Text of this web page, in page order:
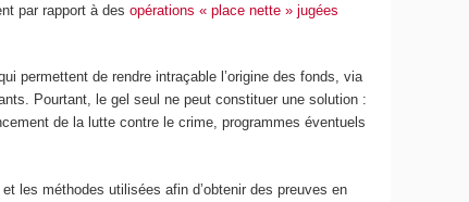
par rapport à desopérations « place nette » jugées
permettent de rendre intraçable l’origine des fonds, via
Pourtant, le gel seul ne peut constituer une solution :
de la lutte contre le crime, programmes éventuels
les méthodes utilisées afin d’obtenir des preuves en